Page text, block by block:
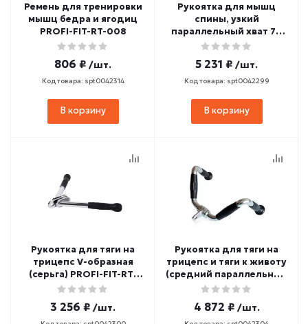
Ремень для тренировки
мышц бедра и ягодиц
PROFI-FIT-RT-008
806 ₽ /шт.
Код товара: spt0042314
В корзину
Рукоятка для мышц
спины, узкий
параллельный хват 70
см PROFI-FIT-RT-011
5 231 ₽ /шт.
Код товара: spt0042299
В корзину
Рукоятка для тяги на
трицепс V-образная
(серьга) PROFI-FIT-RT-
020
3 256 ₽ /шт.
Рукоятка для тяги на
трицепс и тяги к животу
(средний параллельный
хват) PROFI-FIT-RT-021
4 872 ₽ /шт.